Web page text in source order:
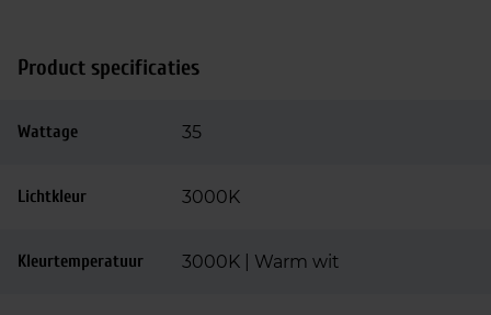
Product specificaties
Wattage 35
Lichtkleur 3000K
Kleurtemperatuur 3000K | Warm wit